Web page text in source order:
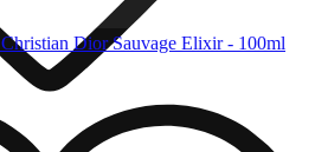
Christian Dior Sauvage Elixir - 100ml